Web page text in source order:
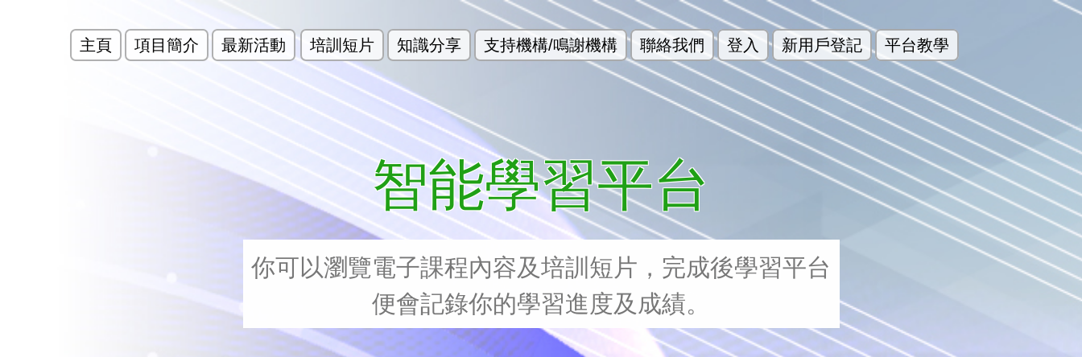
主頁 項目簡介 最新活動 培訓短片 知識分享 支持機構/鳴謝機構 聯絡我們 登入 新用戶登記 平台教學
智能學習平台
你可以瀏覽電子課程內容及培訓短片，完成後學習平台
便會記錄你的學習進度及成績。